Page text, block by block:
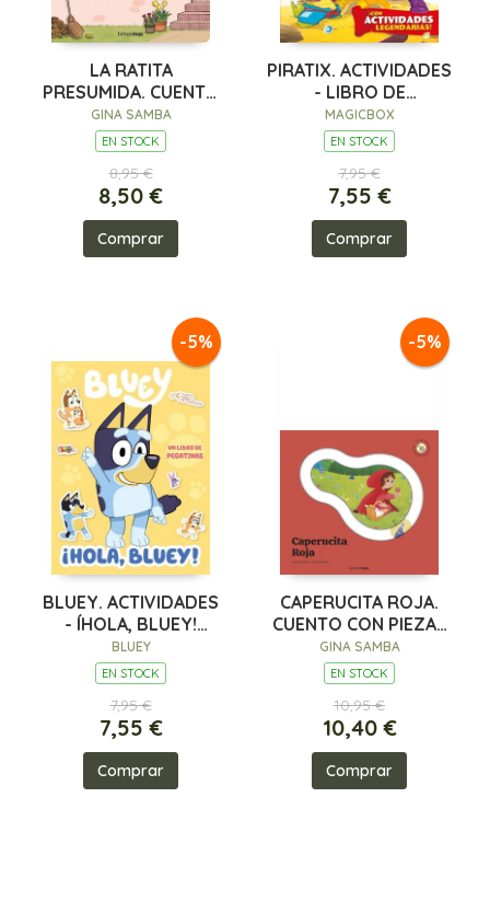
LA RATITA
PRESUMIDA. CUENTO
CON MECANISMOS
GINA SAMBA
EN STOCK
8,95 €
8,50 €
Comprar
PIRATIX. ACTIVIDADES
- LIBRO DE
PEGATINAS
MAGICBOX
EN STOCK
7,95 €
7,55 €
Comprar
-5%
BLUEY. ACTIVIDADES
- ÍHOLA, BLUEY!
LIBRO DE PEGATI
BLUEY
EN STOCK
7,95 €
7,55 €
Comprar
-5%
CAPERUCITA ROJA.
CUENTO CON PIEZAS
DESLIZABLES
GINA SAMBA
EN STOCK
10,95 €
10,40 €
Comprar